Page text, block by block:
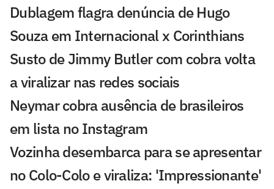
Dublagem flagra denúncia de Hugo
Souza em Internacional x Corinthians
Susto de Jimmy Butler com cobra volta
a viralizar nas redes sociais
Neymar cobra ausência de brasileiros
em lista no Instagram
Vozinha desembarca para se apresentar
no Colo-Colo e viraliza: 'Impressionante'